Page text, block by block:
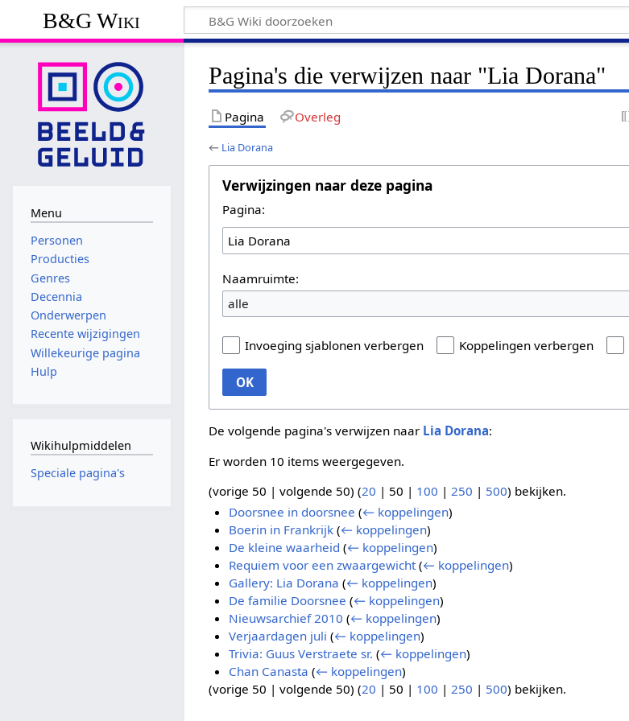
B&G Wiki
Pagina's die verwijzen naar "Lia Dorana"
Pagina Overleg
← Lia Dorana
Verwijzingen naar deze pagina
Pagina:
Naamruimte:
alle
Invoeging sjablonen verbergen Koppelingen verbergen
OK
De volgende pagina's verwijzen naar Lia Dorana:
Er worden 10 items weergegeven.
(vorige 50 |volgende 50) (20 | 50 | 100 | 250 | 500) bekijken.
Doorsnee in doorsnee (← koppelingen)
Boerin in Frankrijk (← koppelingen)
De kleine waarheid (← koppelingen)
Requiem voor een zwaargewicht (← koppelingen)
Gallery: Lia Dorana (← koppelingen)
De familie Doorsnee (← koppelingen)
Nieuwsarchief 2010 (← koppelingen)
Verjaardagen juli (← koppelingen)
Trivia: Guus Verstraete sr. (← koppelingen)
Chan Canasta (← koppelingen)
(vorige 50 |volgende 50) (20 | 50 | 100 |250 | 500) bekijken.
Menu
Personen
Producties
Genres
Decennia
Onderwerpen
Recente wijzigingen
Willekeurige pagina
Hulp
Wikihulpmiddelen
Speciale pagina's